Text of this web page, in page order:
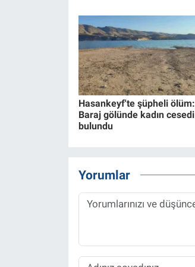
Hasankeyf'te şüpheli ölüm:
Baraj gölünde kadın cesedi
bulundu
Yorumlar